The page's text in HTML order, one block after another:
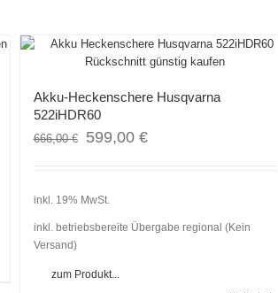
Akku-Heckenschere Husqvarna
522iHDR60
666,00€ 599,00 €
inkl. 19% MwSt.
inkl. betriebsbereite Übergabe regional (Kein
Versand)
zum Produkt...